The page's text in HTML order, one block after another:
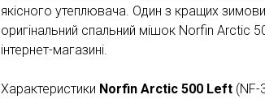
якісного утеплювача. Один з кращих
оригінальний спальний мішок Norfin Arctic
інтернет-магазині.
Характеристики Norfin Arctic 500 Left (NF-